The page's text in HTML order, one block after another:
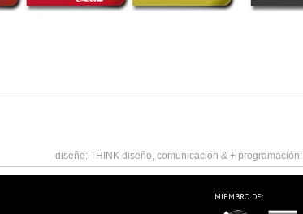
diseño: THINK diseño, comunicación & + programación:
MIEMBRO DE: